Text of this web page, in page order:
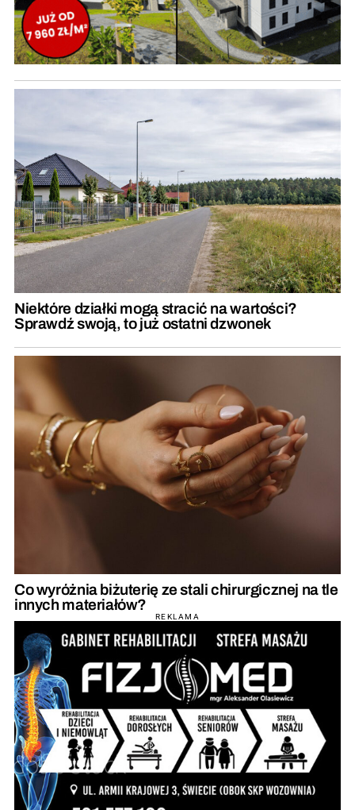
Niektóre działki mogą stracić na wartości?
Sprawdź swoją, to już ostatni dzwonek
Co wyróżnia biżuterię ze stali chirurgicznej na tle
innych materiałów?
REKLAMA